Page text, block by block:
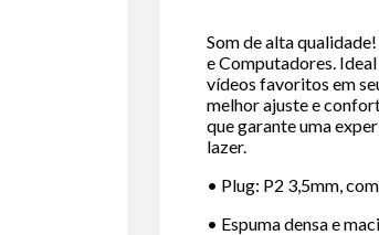
Som de alta
e Computadores. Ideal
vídeos favoritos em
melhor ajuste e
que garante uma
lazer.
• Plug: P2 3,5mm,
• Espuma densa e